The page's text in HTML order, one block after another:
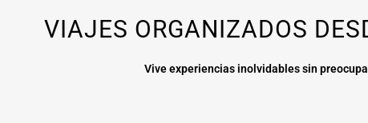
VIAJES ORGANIZADOS
Vive experiencias inolvidables sin